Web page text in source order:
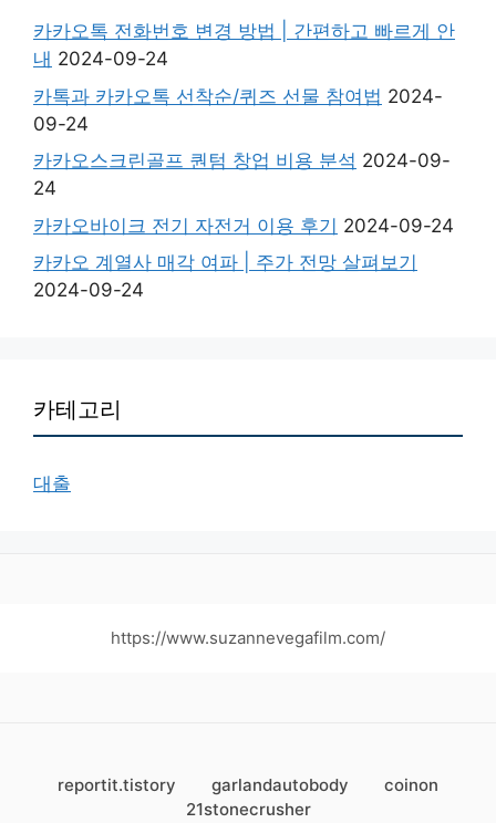
카카오톡 전화번호 변경 방법 | 간편하고 빠르게 안
내 2024-09-24
카톡과 카카오톡 선착순/퀴즈 선물 참여법 2024-
09-24
카카오스크린골프 퀀텀 창업 비용 분석 2024-09-
24
카카오바이크 전기 자전거 이용 후기 2024-09-24
카카오 계열사 매각 여파 | 주가 전망 살펴보기
2024-09-24
카테고리
대출
https://www.suzannevegafilm.com/
reportit.tistory garlandautobody
coinon
21stonecrusher